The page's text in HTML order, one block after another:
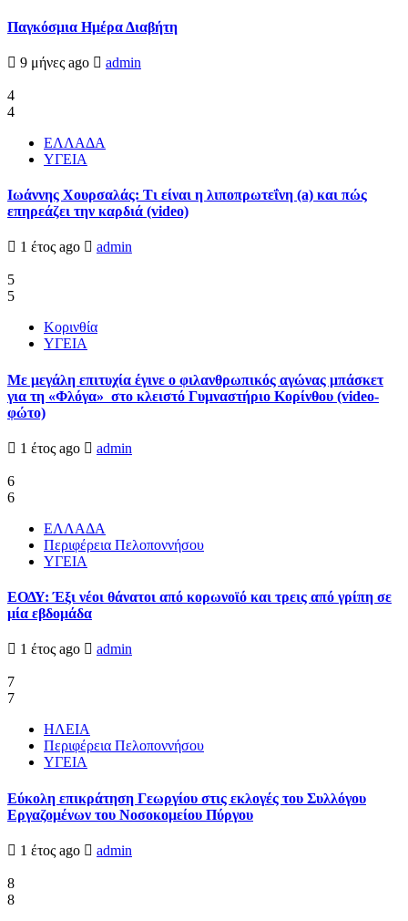
Παγκόσμια Ημέρα Διαβήτη
9 μήνες ago admin
4
4
ΕΛΛΑΔΑ
ΥΓΕΙΑ
Ιωάννης Χουρσαλάς: Τι είναι η λιποπρωτεΐνη (a) και πώς
επηρεάζει την καρδιά (video)
1 έτος ago admin
5
5
Κορινθία
ΥΓΕΙΑ
Με μεγάλη επιτυχία έγινε ο φιλανθρωπικός αγώνας μπάσκετ
για τη «Φλόγα» στο κλειστό Γυμναστήριο Κορίνθου (video-
φώτο)
1 έτος ago admin
6
6
ΕΛΛΑΔΑ
Περιφέρεια Πελοποννήσου
ΥΓΕΙΑ
ΕΟΔΥ: Έξι νέοι θάνατοι από κορωνοϊό και τρεις από γρίπη σε
μία εβδομάδα
1 έτος ago admin
7
7
ΗΛΕΙΑ
Περιφέρεια Πελοποννήσου
ΥΓΕΙΑ
Εύκολη επικράτηση Γεωργίου στις εκλογές του Συλλόγου
Εργαζομένων του Νοσοκομείου Πύργου
1 έτος ago admin
8
8